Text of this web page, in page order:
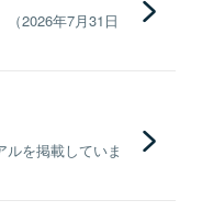
2026年7月31日
を掲載していま